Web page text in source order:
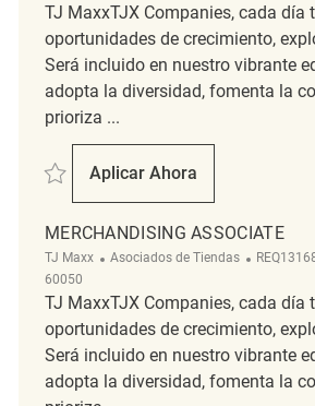
TJ MaxxTJX Companies, cada día
oportunidades de crecimiento,
Será incluido en nuestro vibrante
adopta la diversidad, fomenta la
prioriza ...
Salvar Merchandising REQ139781
Aplicar Ahora
Merchandising
MERCHANDISING ASSOCIATE
TJ Maxx Categoría
Asociados de Tiendas ReqId
60050
TJ MaxxTJX Companies, cada día
oportunidades de crecimiento,
Será incluido en nuestro vibrante
adopta la diversidad, fomenta la